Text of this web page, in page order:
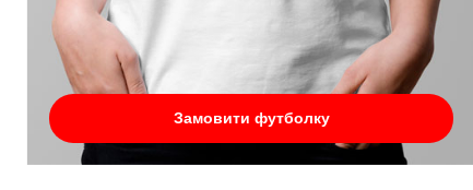
Замовити футболку